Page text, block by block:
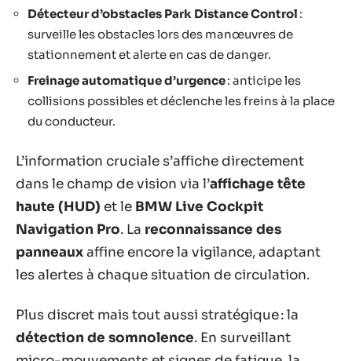
Détecteur d’obstacles Park Distance Control :
surveille les obstacles lors des manœuvres de
stationnement et alerte en cas de danger.
Freinage automatique d’urgence: anticipe les
collisions possibles et déclenche les freins à la place
du conducteur.
L’information cruciale s’affiche directement
dans le champ de vision via l’affichage tête
haute (HUD) et le BMW Live Cockpit
Navigation Pro. La reconnaissance des
panneauxaffine encore la vigilance, adaptant
les alertes à chaque situation de circulation.
Plus discret mais tout aussi stratégique : la
détection de somnolence. En surveillant